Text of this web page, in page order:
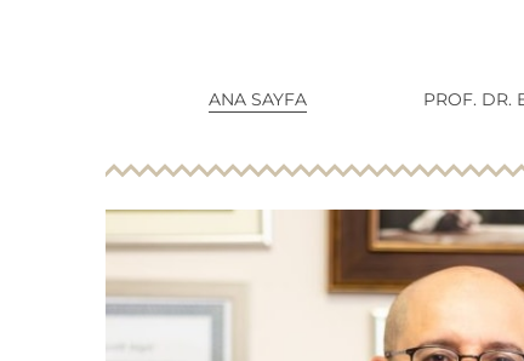
ANA SAYFA PROF. DR.